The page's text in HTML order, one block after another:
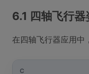
6.1 四轴飞行器
在四轴飞行器应用中
C